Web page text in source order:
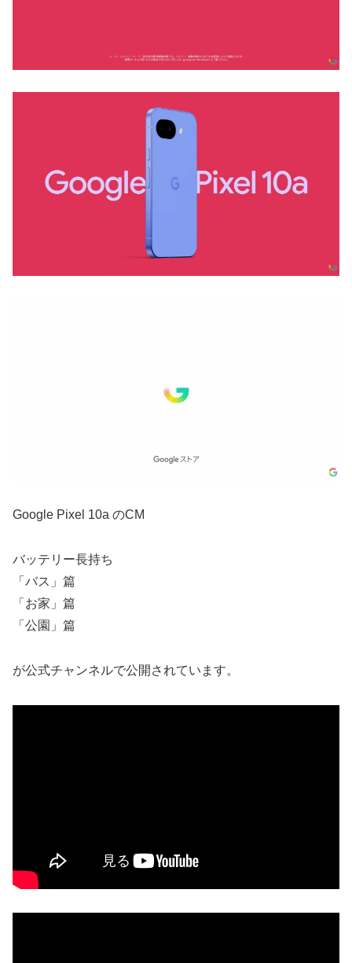
Google Pixel 10a のCM
バッテリー長持ち
「バス」篇
「お家」篇
「公園」篇
が公式チャンネルで公開されています。